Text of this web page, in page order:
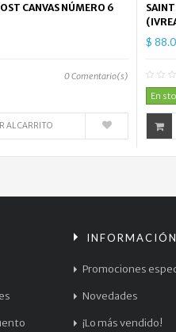
CANVAS NÚMERO 6
0Comentario(s)
AL CARRITO
$
En
INFORMACIÓN
Promociones
Novedades
¡Lo más vendido!